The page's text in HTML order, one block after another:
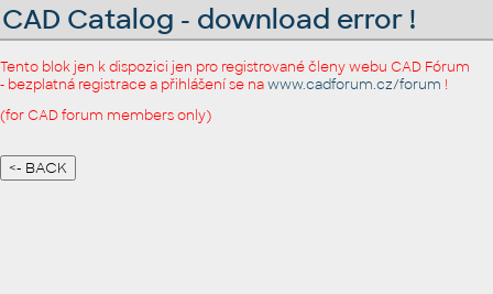
CAD Catalog - download error !
Tento blok jen k dispozici jen pro registrované členy webu CAD Fórum
- bezplatná registrace a přihlášení se nawww.cadforum.cz/forum !
(for CAD forum members only)